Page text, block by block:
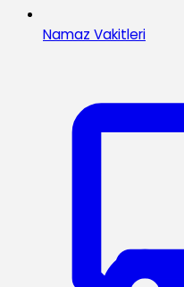
Namaz Vakitleri